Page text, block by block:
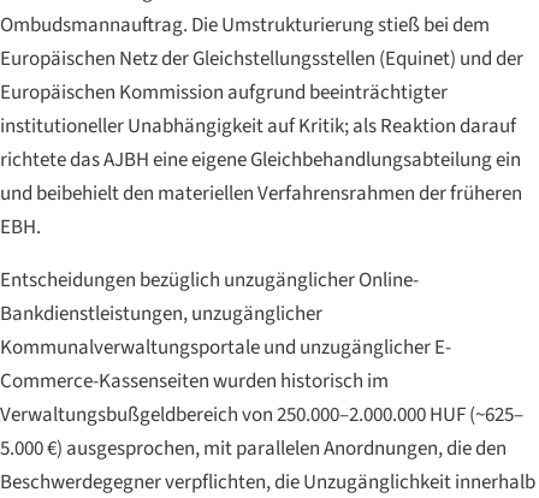
Ombudsmannauftrag. Die Umstrukturierung stieß bei dem
Europäischen Netz der Gleichstellungsstellen (Equinet) und der
Europäischen Kommission aufgrund beeinträchtigter
institutioneller Unabhängigkeit auf Kritik; als Reaktion darauf
richtete das AJBH eine eigene Gleichbehandlungsabteilung ein
und beibehielt den materiellen Verfahrensrahmen der früheren
EBH.
Entscheidungen bezüglich unzugänglicher Online-
Bankdienstleistungen, unzugänglicher
Kommunalverwaltungsportale und unzugänglicher E-
Commerce-Kassenseiten wurden historisch im
Verwaltungsbußgeldbereich von 250.000–2.000.000 HUF (~625–
5.000 €) ausgesprochen, mit parallelen Anordnungen, die den
Beschwerdegegner verpflichten, die Unzugänglichkeit innerhalb